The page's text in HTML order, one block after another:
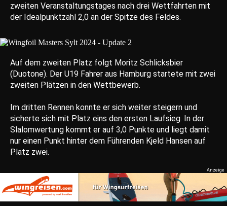
zweiten Veranstaltungstages nach drei Wettfahrten mit
der Idealpunktzahl 2,0 an der Spitze des Feldes.
Auf dem zweiten Platz folgt Moritz Schlicksbier
(Duotone). Der U19 Fahrer aus Hamburg startete mit zwei
zweiten Plätzen in den Wettbewerb.
Im dritten Rennen konnte er sich weiter steigern und
sicherte sich mit Platz eins den ersten Laufsieg. In der
Slalomwertung kommt er auf 3,0 Punkte und liegt damit
nur einen Punkt hinter dem Führenden Kjeld Hansen auf
Platz zwei.